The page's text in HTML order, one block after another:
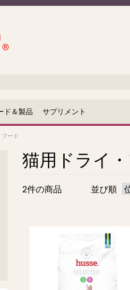
ド＆製品 サプリメント
ード
猫用ドライ
2件の商品 並び順